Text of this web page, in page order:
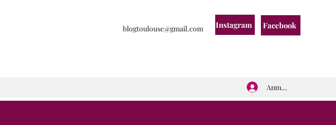
blogtoulouse@gmail.com Instagram Facebook
Anmelden